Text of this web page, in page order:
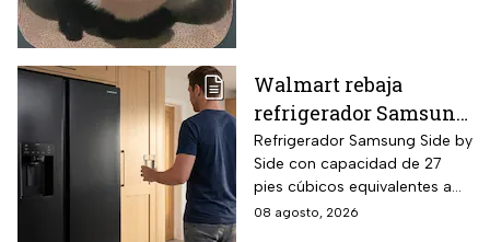
Walmart rebaja
refrigerador Samsung
Side by Side 27 pies
negro para familias
con casi 40% de
descuento
Refrigerador Samsung Side by
Side con capacidad de 27
pies cúbicos equivalentes a
716 litros, tecnología
08 agosto, 2026